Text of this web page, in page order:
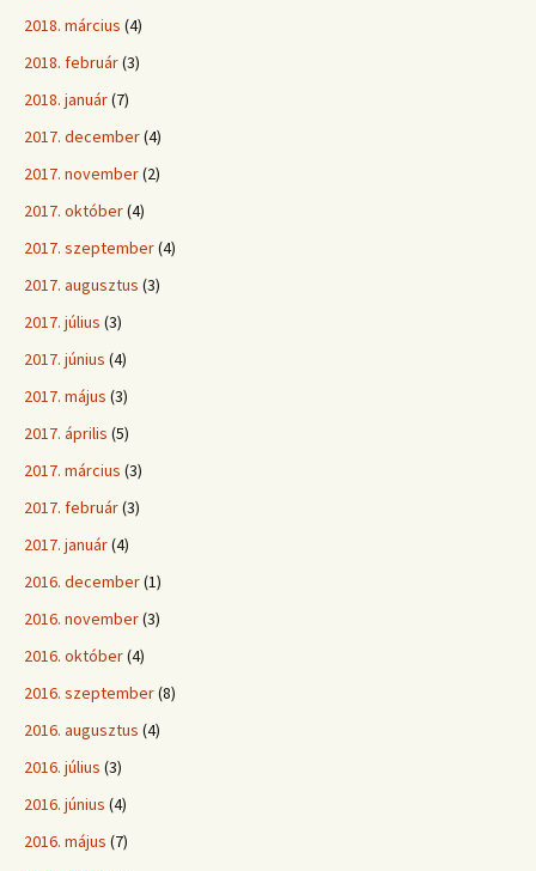
2018. március (4)
2018. február(3)
2018. január(7)
2017. december(4)
2017. november(2)
2017. október(4)
2017. szeptember(4)
2017. augusztus (3)
2017. július (3)
2017. június (4)
2017. május (3)
2017. április (5)
2017. március (3)
2017. február(3)
2017. január(4)
2016. december(1)
2016. november(3)
2016. október(4)
2016. szeptember(8)
2016. augusztus (4)
2016. július (3)
2016. június (4)
2016. május (7)